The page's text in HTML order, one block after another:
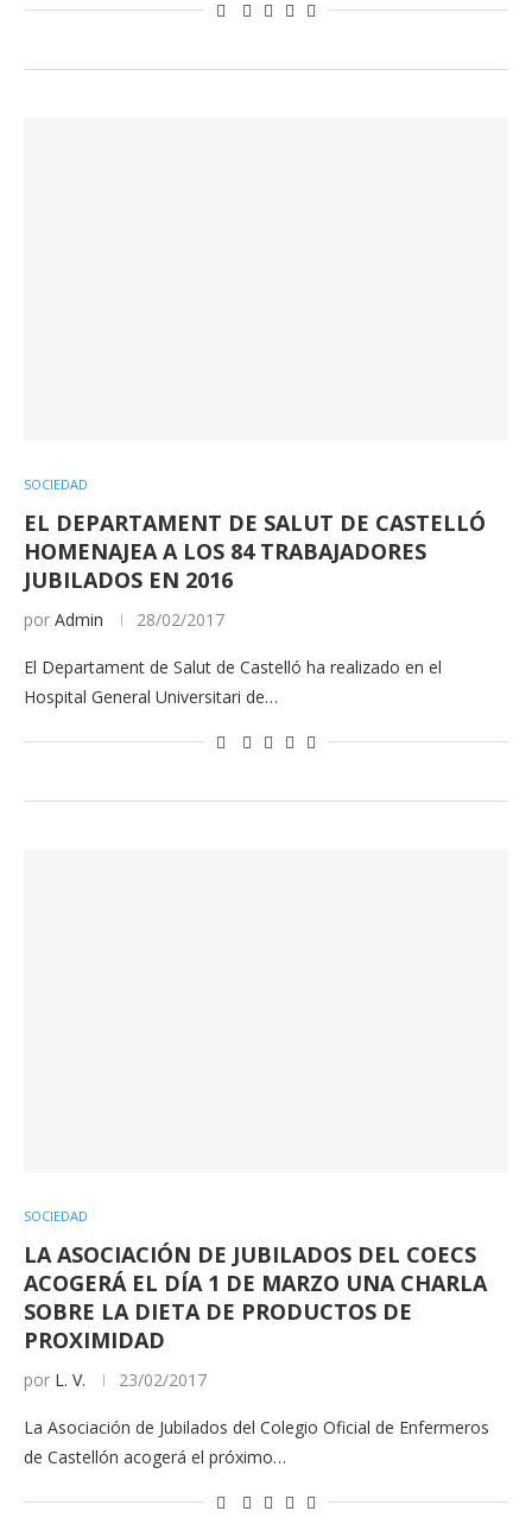
SOCIEDAD
EL DEPARTAMENT DE SALUT DE CASTELLÓ
HOMENAJEA A LOS 84 TRABAJADORES
JUBILADOS EN 2016
por Admin 28/02/2017
El Departament de Salut de Castelló ha realizado en el
Hospital General Universitari de…
SOCIEDAD
LA ASOCIACIÓN DE JUBILADOS DEL COECS
ACOGERÁ EL DÍA 1 DE MARZO UNA CHARLA
SOBRE LA DIETA DE PRODUCTOS DE
PROXIMIDAD
por L. V. 23/02/2017
La Asociación de Jubilados del Colegio Oficial de Enfermeros
de Castellón acogerá el próximo…